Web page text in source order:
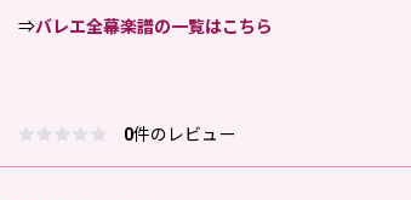
⇒バレエ全幕楽譜の一覧はこちら
0件のレビュー